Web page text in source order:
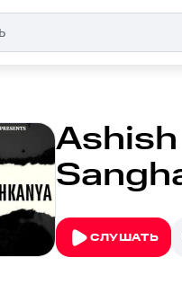
СЛУШАТЬ